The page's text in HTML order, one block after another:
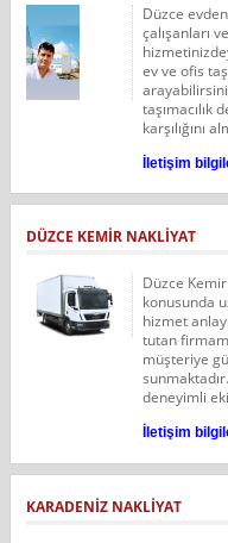
Düzce
çalışanları
ev ve ofis
taşımacılık
karşılığını
İletişim
DÜZCE KEMIR NAKLIYAT
Düzce
konusunda
hizmet
tutan
müşteriye
deneyimli
İletişim
KARADENIZ NAKLIYAT